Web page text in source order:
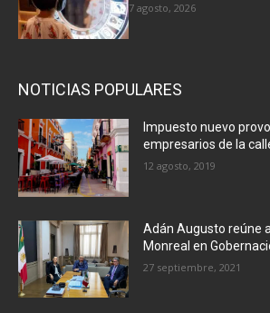
7 agosto, 2026
NOTICIAS POPULARES
Impuesto nuevo
empresarios de la
12 agosto, 2019
Adán Augusto reúne
Monreal en
27 septiembre, 2021